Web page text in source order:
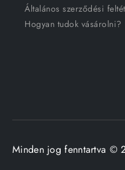
Általános szerződési
Hogyan tudok vásárolni?
Minden jog fenntartva ©